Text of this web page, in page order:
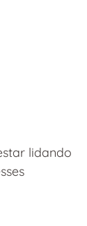
lidando